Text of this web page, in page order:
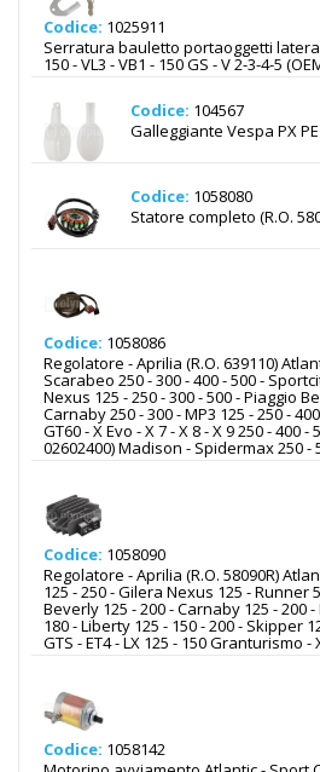
Codice: 1025911
Serratura bauletto portaoggetti
150 - VL3 - VB1 - 150 GS - V 2-3-4-5
Codice: 104567
Galleggiante Vespa PX
Codice: 1058080
Statore completo (R.O.
Codice: 1058086
Regolatore - Aprilia (R.O. 639110)
Scarabeo 250 - 300 - 400 - 500 -
Nexus 125 - 250 - 300 - 500 - Piaggio
Carnaby 250 - 300 - MP3 125 - 250 -
GT60 - X Evo - X 7 - X 8 - X 9 250 - 400 -
02602400) Madison - Spidermax 250 -
Codice: 1058090
Regolatore - Aprilia (R.O. 58090R)
125 - 250 - Gilera Nexus 125 - Runner
Beverly 125 - 200 - Carnaby 125 - 200
180 - Liberty 125 - 150 - 200 - Skipper
GTS - ET4 - LX 125 - 150 Granturismo -
Codice: 1058142